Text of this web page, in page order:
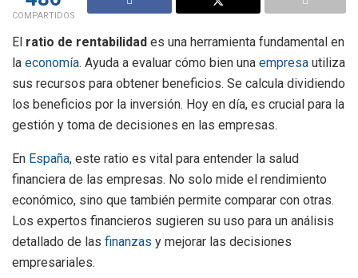
COMPARTIDOS
El ratio de rentabilidad es una herramienta fundamental en
la economía. Ayuda a evaluar cómo bien una empresa utiliza
sus recursos para obtener beneficios. Se calcula dividiendo
los beneficios por la inversión. Hoy en día, es crucial para la
gestión y toma de decisiones en las empresas.
En España, este ratio es vital para entender la salud
financiera de las empresas. No solo mide el rendimiento
económico, sino que también permite comparar con otras.
Los expertos financieros sugieren su uso para un análisis
detallado de las finanzas y mejorar las decisiones
empresariales.